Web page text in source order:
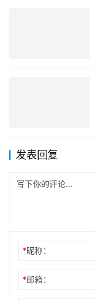
发表回复
*昵称：
*邮箱：